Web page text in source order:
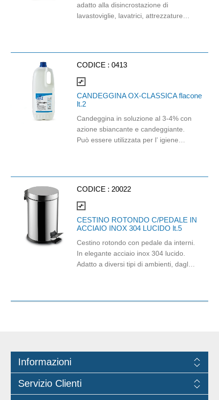
adatto alla disincrostazione di
lavastoviglie, lavatrici, attrezzature
prodotto è confezionato in tanica di
RPEHD al 57,3% e cartone di carta
riciclata all'80%.
CODICE : 0413
compare_arrows
CANDEGGINA OX-CLASSICA flacone
lt.2
Candeggina in soluzione al 3-4% con
azione sbiancante e candeggiante.
Può essere utilizzata per l’ igiene
nella scheda tecnica del prodotto e di
non utilizzare il prodotto puro su
superfici tessili e in concomitanza con
altri detergenti di qualsiasi tipo.
CODICE : 20022
compare_arrows
CESTINO ROTONDO C/PEDALE IN
ACCIAIO INOX 304 LUCIDO lt.5
Cestino rotondo con pedale da interni.
In elegante acciaio inox 304 lucido.
Adatto a diversi tipi di ambienti, dagli
Informazioni
Servizio Clienti